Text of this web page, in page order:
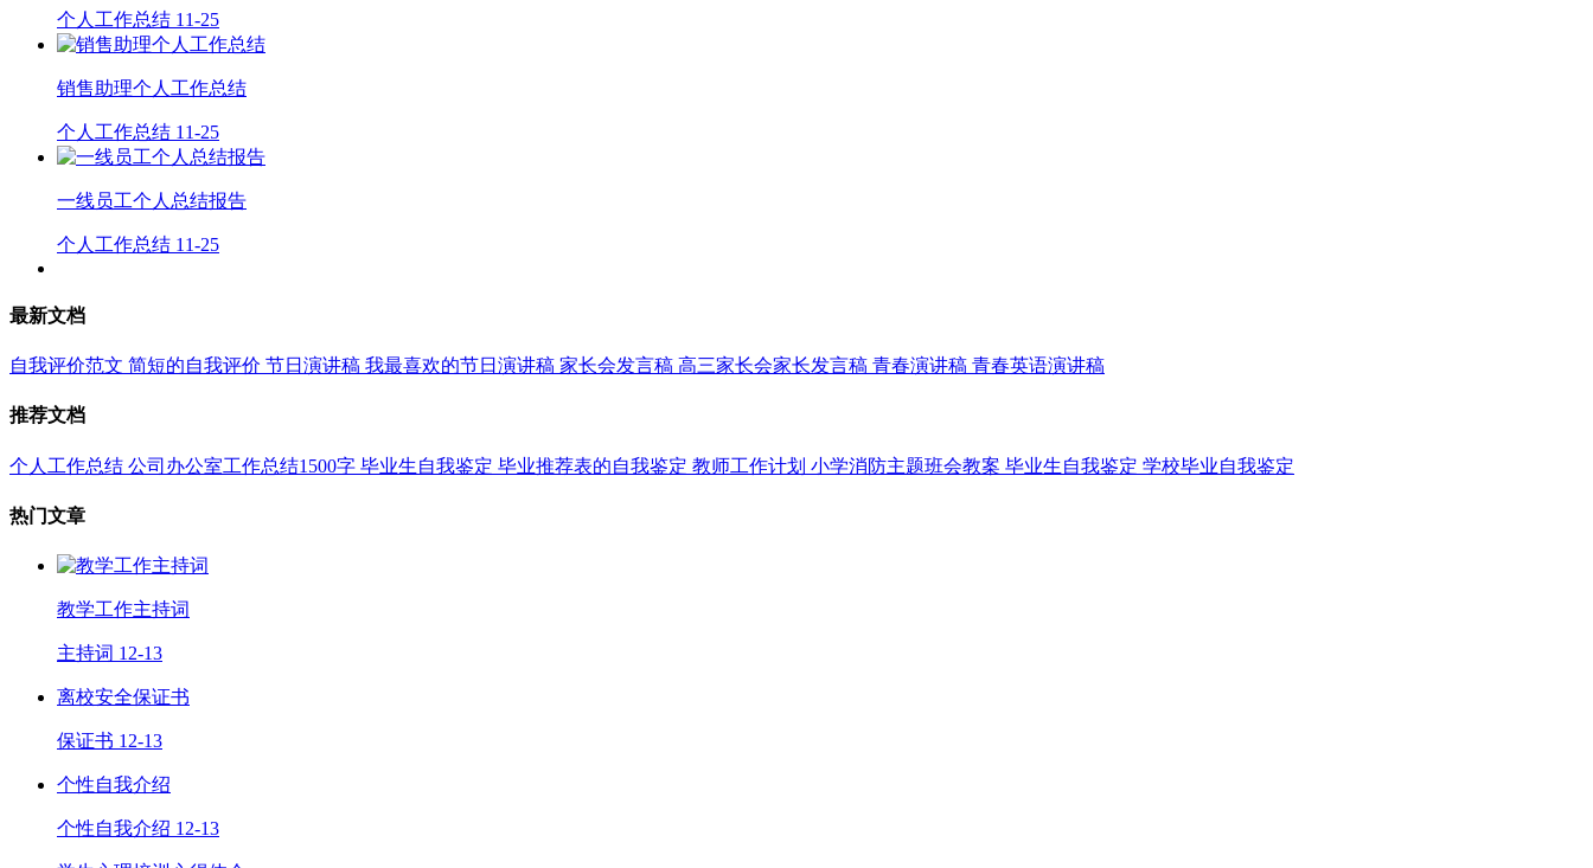
个人工作总结 11-25
销售助理个人工作总结
个人工作总结 11-25
一线员工个人总结报告
个人工作总结 11-25
最新文档
自我评价范文 简短的自我评价 节日演讲稿 我最喜欢的节日演讲稿 家长会发言稿 高三家长会家长发言稿 青春演讲稿 青春英语演讲稿
推荐文档
个人工作总结 公司办公室工作总结1500字 毕业生自我鉴定 毕业推荐表的自我鉴定 教师工作计划 小学消防主题班会教案 毕业生自我鉴定 学校毕业自我鉴定
热门文章
教学工作主持词
主持词 12-13
离校安全保证书
保证书 12-13
个性自我介绍
个性自我介绍 12-13